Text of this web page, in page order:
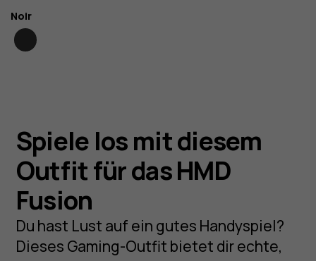
Farbe
Noir
Spiele los mit diesem
Outfit für das HMD
Fusion
Du hast Lust auf ein gutes Handyspiel?
Dieses Gaming-Outfit bietet dir echte,